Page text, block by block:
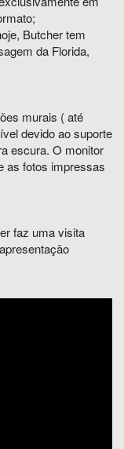
Butcher tem
da Florida,
murais ( até
devido ao suporte
escura. O monitor
as fotos impressas
faz uma visita